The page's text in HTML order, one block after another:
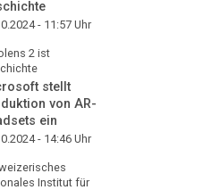
- 11:57 Uhr
2 ist
stellt
von AR-
ein
- 14:46 Uhr
Institut für